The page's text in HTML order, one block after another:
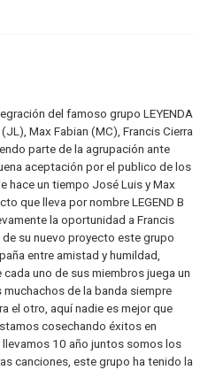
del famoso grupo LEYENDA
Max Fabian (MC), Francis Cierra
parte de la agrupación ante
aceptación por el publico de los
hace un tiempo José Luis y Max
que lleva por nombre LEGEND B
la oportunidad a Francis
su nuevo proyecto este grupo
entre amistad y humildad,
cada uno de sus miembros juega un
de la banda siempre
el otro, aquí nadie es mejor que
cosechando éxitos en
10 año juntos somos los
canciones, este grupo ha tenido la